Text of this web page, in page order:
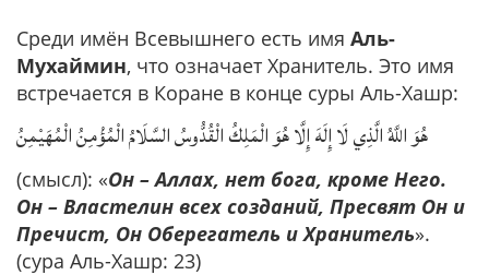
Среди имён Всевышнего есть имя Аль-
Мухаймин, что означает Хранитель. Это имя
встречается в Коране в конце суры Аль-Хашр:
هُوَ اللَّهُ الَّذِي لَا إِلَهَ إِلَّا هُوَ الْمَلِكُ الْقُدُّوسُ السَّلَامُ الْمُؤْمِنُ الْمُهَيْمِنُ
(смысл): «Он – Аллах, нет бога, кроме Него.
Он – Властелин всех созданий, Пресвят Он и
Пречист, Он Оберегатель и Хранитель».
(сура Аль-Хашр: 23)